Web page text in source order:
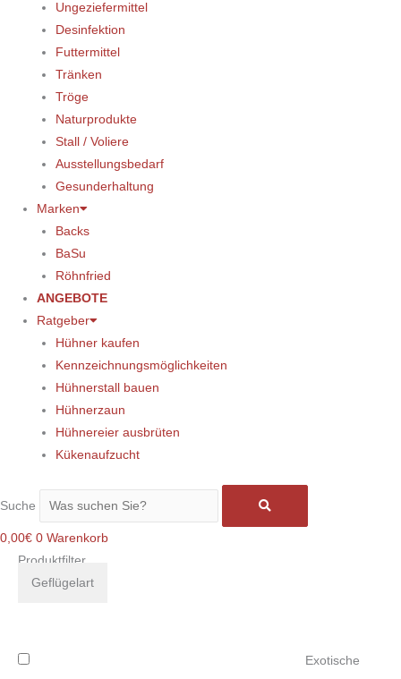
Ungeziefermittel
Desinfektion
Futtermittel
Tränken
Tröge
Naturprodukte
Stall / Voliere
Ausstellungsbedarf
Gesunderhaltung
Marken
Backs
BaSu
Röhnfried
ANGEBOTE
Ratgeber
Hühner kaufen
Kennzeichnungsmöglichkeiten
Hühnerstall bauen
Hühnerzaun
Hühnereier ausbrüten
Kükenaufzucht
Suche
0,00€ 0 Warenkorb
Produktfilter
Geflügelart
Exotische